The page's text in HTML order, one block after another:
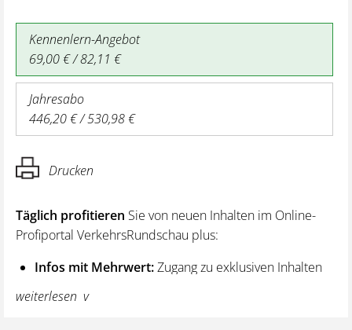
Kennenlern-Angebot
69,00 € / 82,11 €
Jahresabo
446,20 € / 530,98 €
Drucken
Täglich profitieren Sie von neuen Inhalten im Online-
Profiportal VerkehrsRundschau plus:
Infos mit Mehrwert:Zugang zu exklusiven Inhalten
und Hintergrundwissen – von aktuellen Regelungen
wie z. B. bei den Lenk- und Ruhezeiten,
weiterlesen